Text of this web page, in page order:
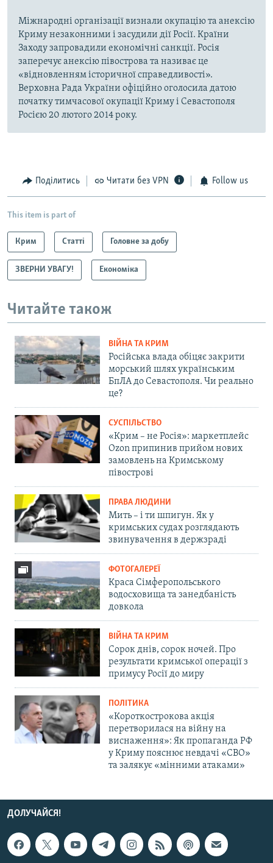
Міжнародні організації визнали окупацію та анексію
Криму незаконними і засудили дії Росії. Країни
Заходу запровадили економічні санкції. Росія
заперечує анексію півострова та називає це
«відновленням історичної справедливості».
Верховна Рада України офіційно оголосила датою
початку тимчасової окупації Криму і Севастополя
Росією 20 лютого 2014 року.
Поділитись Читати без VPN Follow us
This item is part of
Крим Статті Головне за добу
ЗВЕРНИ УВАГУ! Економіка
Читайте також
ВІЙНА ТА КРИМ
Російська влада обіцяє закрити
морський шлях українським
БпЛА до Севастополя. Чи реально
це?
СУСПІЛЬСТВО
«Крим – не Росія»: маркетплейс
Ozon припинив прийом нових
замовлень на Кримському
півострові
ПРАВА ЛЮДИНИ
Мить – і ти шпигун. Як у
кримських судах розглядають
звинувачення в держзраді
ФОТОГАЛЕРЕЇ
Краса Сімферопольського
водосховища та занедбаність
довкола
ВІЙНА ТА КРИМ
Сорок днів, сорок ночей. Про
результати кримської операції з
примусу Росії до миру
ПОЛІТИКА
«Короткострокова акція
перетворилася на війну на
виснаження»: Як пропаганда РФ
у Криму пояснює невдачі «СВО»
та залякує «мінними атаками»
ДОЛУЧАЙСЯ!